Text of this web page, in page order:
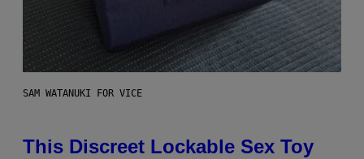
SAM WATANUKI FOR VICE
This Discreet Lockable Sex Toy